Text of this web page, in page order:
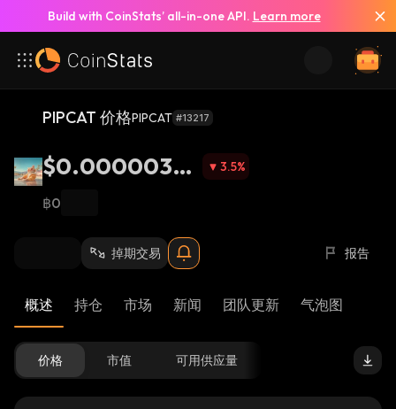
Build with CoinStats’ all-in-one API. Learn more
PIPCAT 价格PIPCAT #13217
$0.00000341
4
3.5%
฿0
掉期交易 报告
概述 持仓 市场 新闻 团队更新 气泡图
价格 市值 可用供应量